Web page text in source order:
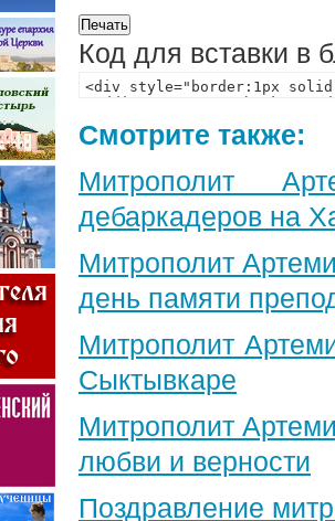
Код для вставки в
Смотрите также:
Митрополит
дебаркадеров на
Митрополит
день памяти
Митрополит
Сыктывкаре
Митрополит
любви и верности
Поздравление​